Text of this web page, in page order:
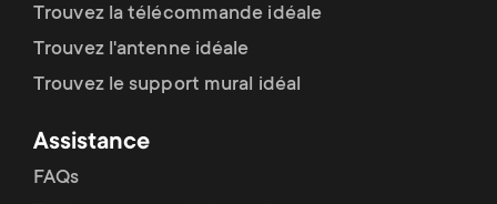
Trouvez la télécommande idéale
Trouvez l'antenne idéale
Trouvez le support mural idéal
Assistance
FAQs